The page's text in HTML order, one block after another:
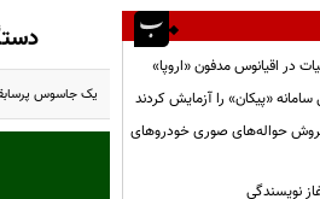
یک جاسوس پرسابقه‌ی رژیم صهیونیستی و ۱۵ تن از عوامل
در اقیانوس مدفون «اروپا»
سامانه «پیکان» را آزمایش کردند
حواله‌های صوری خودروهای